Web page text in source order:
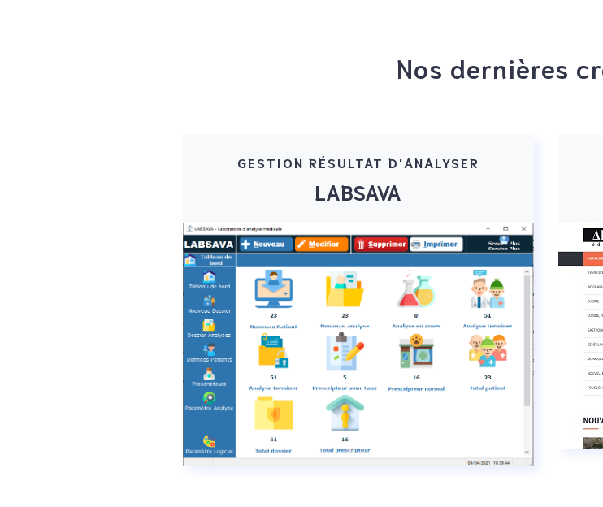
Nos dernières
GESTION RÉSULTAT D'ANALYSER
LABSAVA